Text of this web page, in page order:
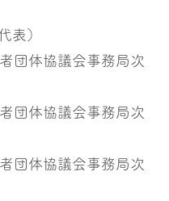
表）
団体協議会事務局次
団体協議会事務局次
団体協議会事務局次